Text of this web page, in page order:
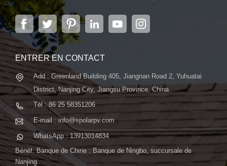
solaires et de systèmes d'énergie solaire. L'entreprise,
située dans la capitale de la province du Jiangsu, à
Nanjing, s'étendant sur 6 000 m2, dispose de
systèmes automatiques avancés...
ENTRER EN CONTACT
Add : Greenland Building 405, Jiangnan Road 2, Yuhuatai
District, Nanjing City, Jiangsu Province, China
Tél : 86 25 58351206
E-mail : info@spolarpv.com
WhatsApp : 13913014834
Bénéf. Banque de Chine : Banque de Ningbo, succursale de
Nanjing